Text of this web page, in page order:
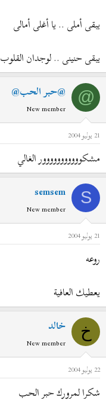
يبقى أملى .. يا أغلى أمالى
يبقى حنينى .. لوجدان القلوب
@ @حبر الحب@
New member
21 يوليو 2004
مشكووووووووووور الغالي
S
semsem
New member
21 يوليو 2004
روعه
يعطيك العافية
خ خالد
New member
22 يوليو 2004
شكرا لمرورك حبر الحب